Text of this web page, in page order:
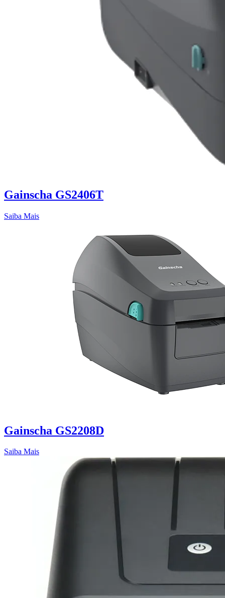
Gainscha GS2406T
Saiba Mais
Gainscha GS2208D
Saiba Mais